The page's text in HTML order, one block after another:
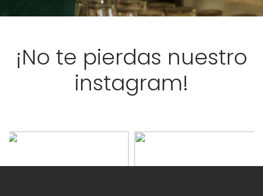
¡No te pierdas nuestro
instagram!